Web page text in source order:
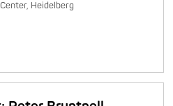
Heidelberg